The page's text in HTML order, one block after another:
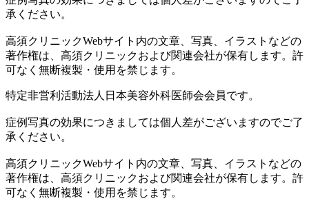
承ください。
高須クリニックWebサイト内の文章、写真、イラストなどの
著作権は、高須クリニックおよび関連会社が保有します。許
可なく無断複製・使用を禁じます。
特定非営利活動法人日本美容外科医師会会員です。
症例写真の効果につきましては個人差がございますのでご了
承ください。
高須クリニックWebサイト内の文章、写真、イラストなどの
著作権は、高須クリニックおよび関連会社が保有します。許
可なく無断複製・使用を禁じます。